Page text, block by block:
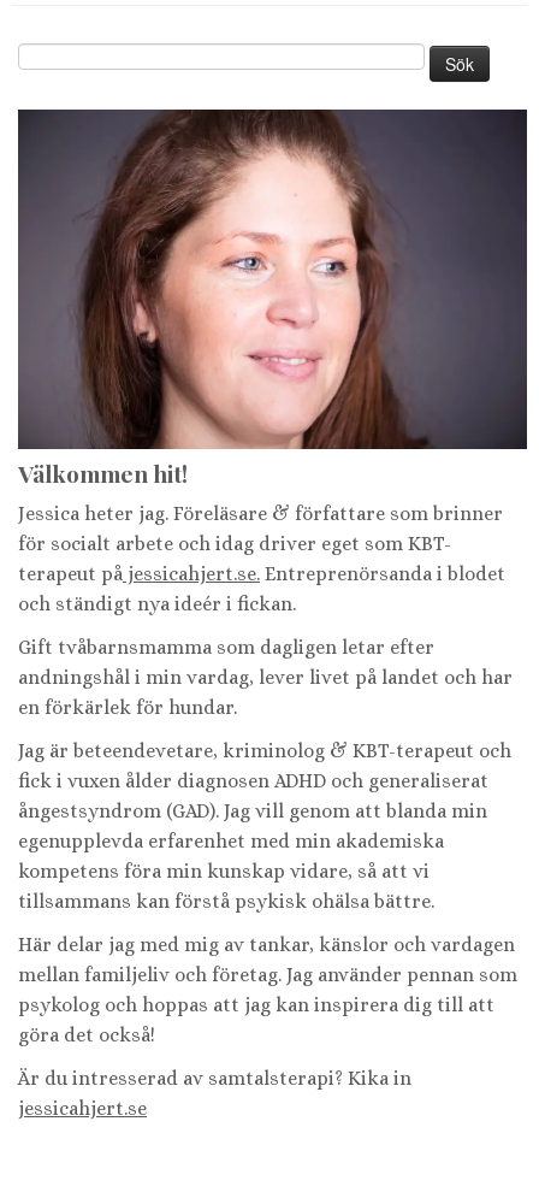
Välkommen hit!
Jessica heter jag. Föreläsare & författare som brinner
för socialt arbete och idag driver eget som KBT-
terapeut på jessicahjert.se. Entreprenörsanda i blodet
och ständigt nya ideér i fickan.
Gift tvåbarnsmamma som dagligen letar efter
andningshål i min vardag, lever livet på landet och har
en förkärlek för hundar.
Jag är beteendevetare, kriminolog & KBT-terapeut och
fick i vuxen ålder diagnosen ADHD och generaliserat
ångestsyndrom (GAD). Jag vill genom att blanda min
egenupplevda erfarenhet med min akademiska
kompetens föra min kunskap vidare, så att vi
tillsammans kan förstå psykisk ohälsa bättre.
Här delar jag med mig av tankar, känslor och vardagen
mellan familjeliv och företag. Jag använder pennan som
psykolog och hoppas att jag kan inspirera dig till att
göra det också!
Är du intresserad av samtalsterapi? Kika in
jessicahjert.se